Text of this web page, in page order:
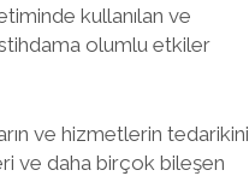
kullanılan ve
olumlu etkiler
ve hizmetlerin tedarikini
ve daha birçok bileşen